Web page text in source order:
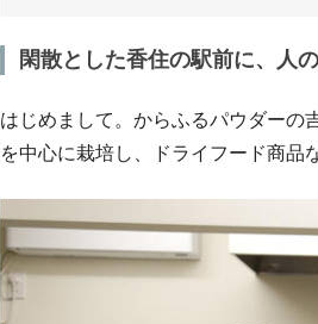
閑散とした香住の駅前に、人
はじめまして。からふるパウダーの
を中心に栽培し、ドライフード商品